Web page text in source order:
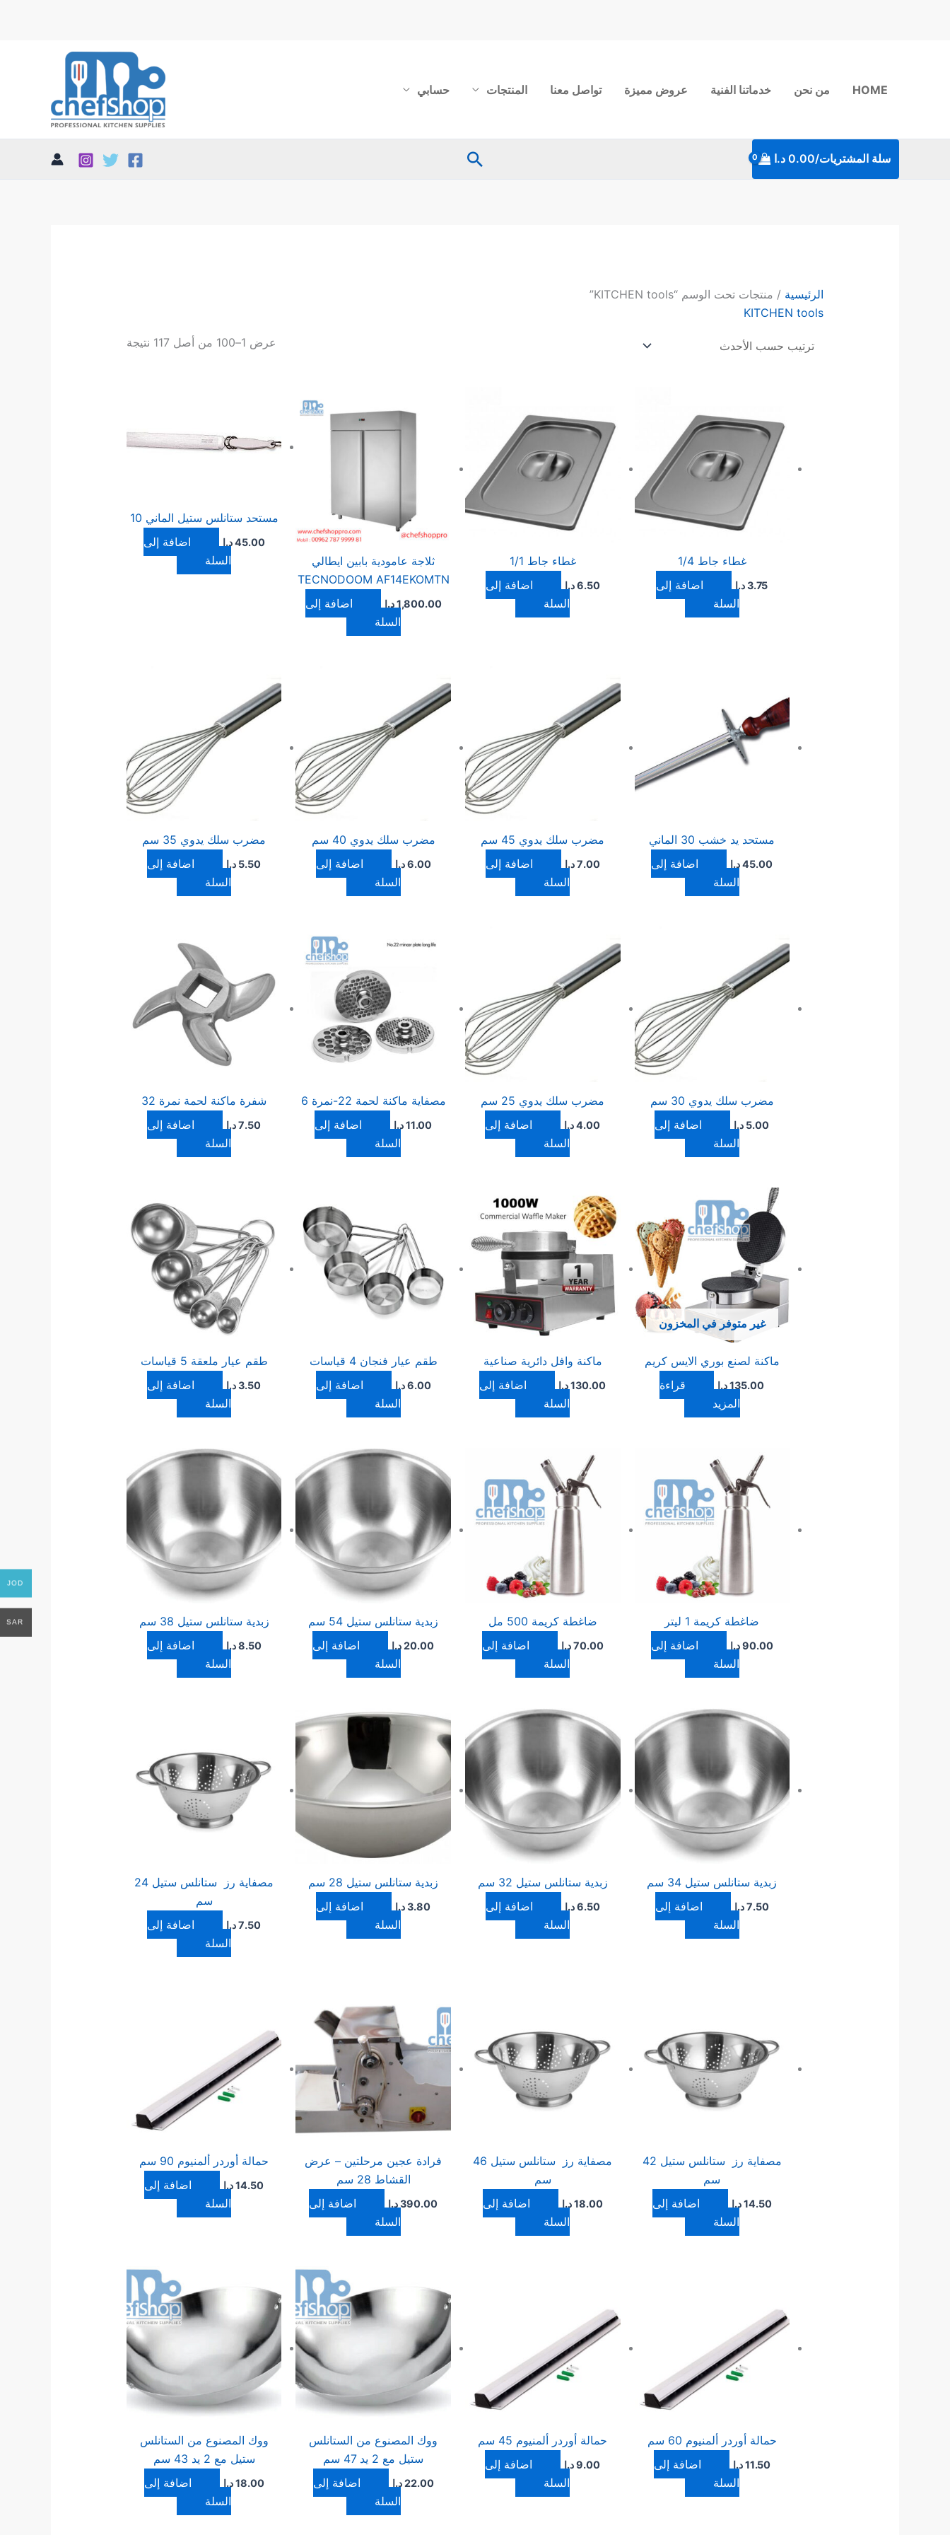
HOME من نحن خدماتنا الفنية عروض مميزة تواصل معنا المنتجات حسابي
سلة المشتريات/0.00 د.ا البحث
الرئيسية / منتجات تحت الوسم “KITCHEN tools”
KITCHEN tools
عرض 1–100 من أصل 117 نتيجة
غطاء جاط 1/4
3.75 د.ا
إضافة إلى
السلة
غطاء جاط 1/1
6.50د.ا
إضافة إلى
السلة
ثلاجة عامودية بابين ايطالي
TECNODOOM AF14EKOMTN
1,800.00د.ا
إضافة إلى
السلة
مستحد ستانلس ستيل الماني 10
45.00 د.ا
إضافة إلى
السلة
مستحد يد خشب 30 الماني
45.00 د.ا
إضافة إلى
السلة
مضرب سلك يدوي 45 سم
7.00د.ا
إضافة إلى
السلة
مضرب سلك يدوي 40 سم
6.00د.ا
إضافة إلى
السلة
مضرب سلك يدوي 35 سم
5.50 د.ا
إضافة إلى
السلة
مضرب سلك يدوي 30 سم
5.00 د.ا
إضافة إلى
السلة
مضرب سلك يدوي 25 سم
4.00د.ا
إضافة إلى
السلة
مصفاية ماكنة لحمة 22-نمرة 6
11.00د.ا
إضافة إلى
السلة
شفرة ماكنة لحمة نمرة 32
7.50د.ا
إضافة إلى
السلة
غير متوفر في المخزون
ماكنة لصنع بوري الايس كريم
135.00 د.ا
قراءة
المزيد
ماكنة وافل دائرية صناعية
130.00د.ا
إضافة إلى
السلة
طقم عيار فنجان 4 قياسات
6.00د.ا
إضافة إلى
السلة
طقم عيار ملعقة 5 قياسات
3.50د.ا
إضافة إلى
السلة
ضاغطة كريمة 1 ليتر
90.00د.ا
إضافة إلى
السلة
ضاغطة كريمة 500 مل
70.00د.ا
إضافة إلى
السلة
زبدية ستانلس ستيل 54 سم
20.00د.ا
إضافة إلى
السلة
زبدية ستانلس ستيل 38 سم
8.50 د.ا
إضافة إلى
السلة
زبدية ستانلس ستيل 34 سم
7.50د.ا
إضافة إلى
السلة
زبدية ستانلس ستيل 32 سم
6.50د.ا
إضافة إلى
السلة
زبدية ستانلس ستيل 28 سم
3.80د.ا
إضافة إلى
السلة
مصفاية رز ستانلس ستيل 24
سم
7.50د.ا
إضافة إلى
السلة
مصفاية رز ستانلس ستيل 42
سم
14.50د.ا
إضافة إلى
السلة
مصفاية رز ستانلس ستيل 46
سم
18.00د.ا
إضافة إلى
السلة
فرادة عجين مرحلتين – عرض
القشاط 28 سم
390.00د.ا
إضافة إلى
السلة
حمالة أوردر ألمنيوم 90 سم
14.50د.ا
إضافة إلى
السلة
حمالة أوردر ألمنيوم 60 سم
11.50د.ا
إضافة إلى
السلة
حمالة أوردر ألمنيوم 45 سم
9.00د.ا
إضافة إلى
السلة
ووك المصنوع من الستانلس
ستيل مع 2 يد 47 سم
22.00د.ا
إضافة إلى
السلة
ووك المصنوع من الستانلس
ستيل مع 2 يد 43 سم
18.00 د.ا
إضافة إلى
السلة
JOD
SAR